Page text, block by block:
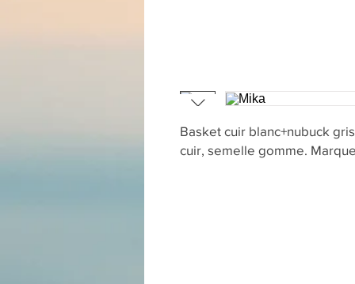
Basket cuir blanc+nubuck
cuir, semelle gomme.